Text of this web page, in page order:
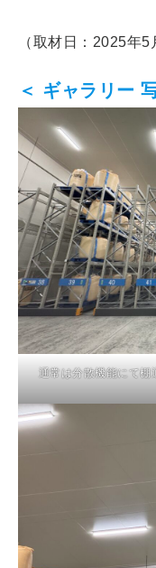
（取材日：2025年5
＜ ギャラリー
通常は分散機能にて棚